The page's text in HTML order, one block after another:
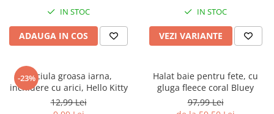
IN STOC
ADAUGA IN COS
IN STOC
VEZI VARIANTE
-23%Caciula groasa iarna,
inchidere cu arici, Hello Kitty
12,99 Lei
Halat baie pentru fete, cu
gluga fleece coral Bluey
97,99 Lei